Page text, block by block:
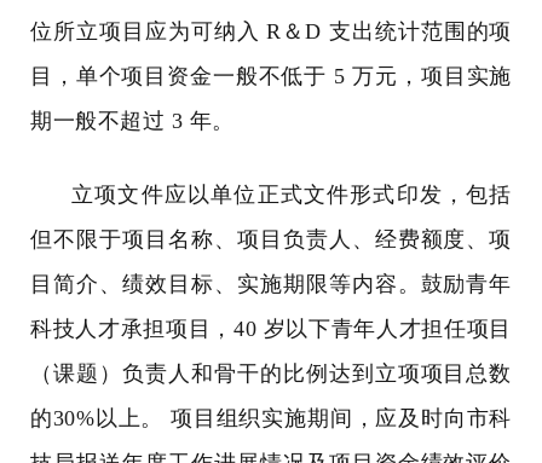
位所立项目应为可纳入 R ＆D 支出统计范围的项
目，单个项目资金一般不低于 5万元，项目实施
期一般不超过 3 年。
立项文件应以单位正式文件形式印发，包括
但不限于项目名称、项目负责人、经费额度、项
目简介、绩效目标、实施期限等内容。鼓励青年
科技人才承担项目，40 岁以下青年人才担任项目
（课题）负责人和骨干的比例达到立项项目总数
的30%以上。 项目组织实施期间，应及时向市科